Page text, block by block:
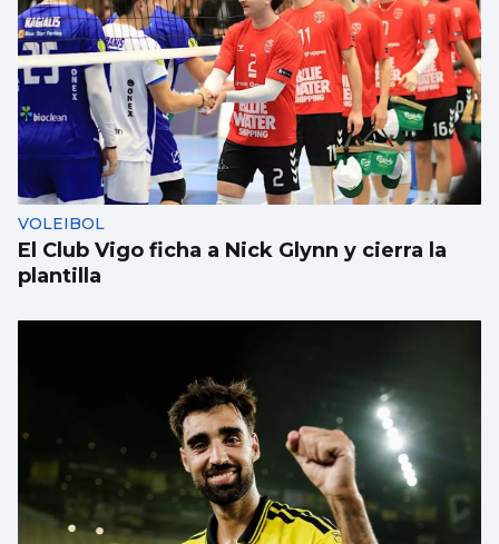
AVALANCHA EN LA FRONTERA
Marlaska insiste: “No hubo ni informe ni
aviso del CNI”
VOLEIBOL
El Club Vigo ficha a Nick Glynn y cierra la
plantilla